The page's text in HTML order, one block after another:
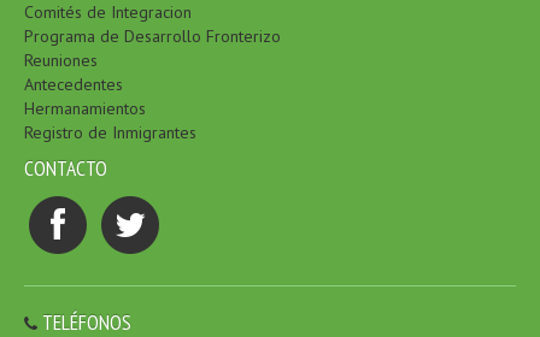
Comités de Integracion
Programa de Desarrollo Fronterizo
Reuniones
Antecedentes
Hermanamientos
Registro de Inmigrantes
CONTACTO
TELÉFONOS